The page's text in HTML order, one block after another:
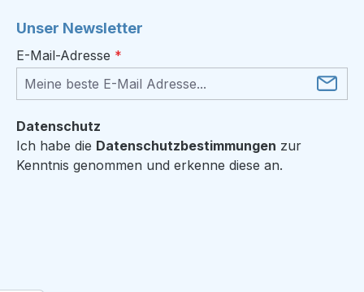
Unser Newsletter
E-Mail-Adresse *
Datenschutz
Ich habe die Datenschutzbestimmungen zur
Kenntnis genommen und erkenne diese an.